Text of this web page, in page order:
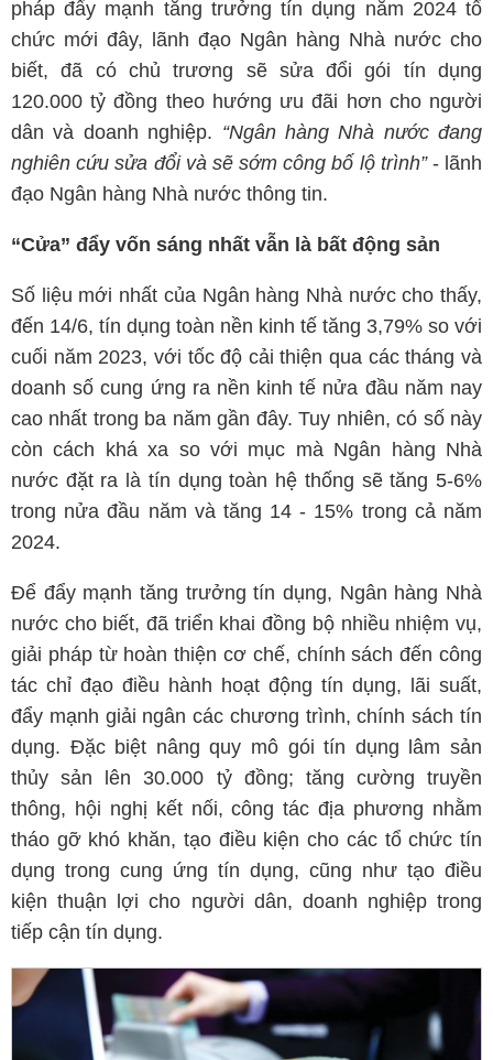
pháp đẩy mạnh tăng trưởng tín dụng năm 2024 tổ
chức mới đây, lãnh đạo Ngân hàng Nhà nước cho
biết, đã có chủ trương sẽ sửa đổi gói tín dụng
120.000 tỷ đồng theo hướng ưu đãi hơn cho người
dân và doanh nghiệp. “Ngân hàng Nhà nước đang
nghiên cứu sửa đổi và sẽ sớm công bố lộ trình” - lãnh
đạo Ngân hàng Nhà nước thông tin.
“Cửa” đẩy vốn sáng nhất vẫn là bất động sản
Số liệu mới nhất của Ngân hàng Nhà nước cho thấy,
đến 14/6, tín dụng toàn nền kinh tế tăng 3,79% so với
cuối năm 2023, với tốc độ cải thiện qua các tháng và
doanh số cung ứng ra nền kinh tế nửa đầu năm nay
cao nhất trong ba năm gần đây. Tuy nhiên, có số này
còn cách khá xa so với mục mà Ngân hàng Nhà
nước đặt ra là tín dụng toàn hệ thống sẽ tăng 5-6%
trong nửa đầu năm và tăng 14 - 15% trong cả năm
2024.
Để đẩy mạnh tăng trưởng tín dụng, Ngân hàng Nhà
nước cho biết, đã triển khai đồng bộ nhiều nhiệm vụ,
giải pháp từ hoàn thiện cơ chế, chính sách đến công
tác chỉ đạo điều hành hoạt động tín dụng, lãi suất,
đẩy mạnh giải ngân các chương trình, chính sách tín
dụng. Đặc biệt nâng quy mô gói tín dụng lâm sản
thủy sản lên 30.000 tỷ đồng; tăng cường truyền
thông, hội nghị kết nối, công tác địa phương nhằm
tháo gỡ khó khăn, tạo điều kiện cho các tổ chức tín
dụng trong cung ứng tín dụng, cũng như tạo điều
kiện thuận lợi cho người dân, doanh nghiệp trong
tiếp cận tín dụng.